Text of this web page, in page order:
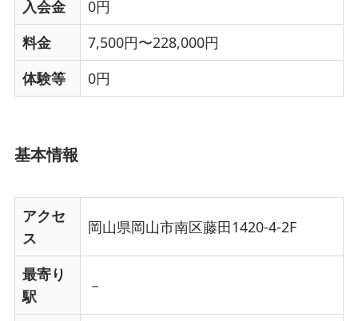
入会金
0円
料金
7,500円〜228,000円
体験等
0円
基本情報
アクセ
ス
岡山県岡山市南区藤田1420-4-2F
最寄り
駅
－